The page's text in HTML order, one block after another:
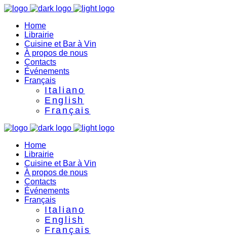
Home
Librairie
Cuisine et Bar à Vin
À propos de nous
Contacts
Événements
Français
Italiano
English
Français
Home
Librairie
Cuisine et Bar à Vin
À propos de nous
Contacts
Événements
Français
Italiano
English
Français